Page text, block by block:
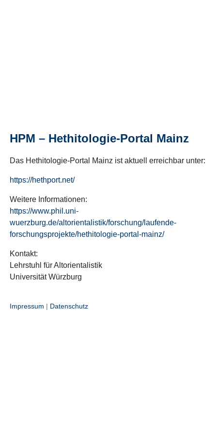
HPM – Hethitologie-Portal Mainz
Das Hethitologie-Portal Mainz ist aktuell erreichbar unter:
https://hethport.net/
Weitere Informationen:
https://www.phil.uni-
wuerzburg.de/altorientalistik/forschung/laufende-
forschungsprojekte/hethitologie-portal-mainz/
Kontakt:
Lehrstuhl für Altorientalistik
Universität Würzburg
Impressum | Datenschutz